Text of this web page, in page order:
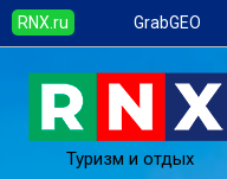
RNX.ru GrabGEO
Туризм и отдых